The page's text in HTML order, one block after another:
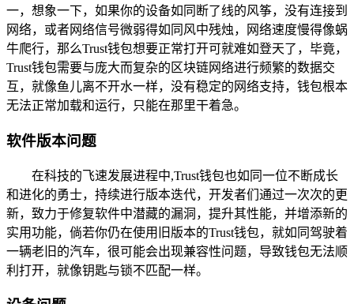
一，想象一下，如果你的设备如同断了线的风筝，没有连接到
网络，或者网络信号微弱得如同风中残烛，网络速度慢得像蜗
牛爬行，那么Trust钱包想要正常打开可就难如登天了，毕竟，
Trust钱包需要与庞大而复杂的区块链网络进行频繁的数据交
互，就像鱼儿离不开水一样，没有稳定的网络支持，钱包根本
无法正常加载和运行，只能在那里干着急。
软件版本问题
在科技的飞速发展进程中,Trust钱包也如同一位不断成长
和进化的勇士，持续进行版本迭代，开发者们通过一次次的更
新，致力于修复软件中潜藏的漏洞，提升其性能，并增添新的
实用功能，倘若你仍在使用旧版本的Trust钱包，就如同驾驶着
一辆老旧的汽车，很可能会出现兼容性问题，导致钱包无法顺
利打开，就像钥匙与锁不匹配一样。